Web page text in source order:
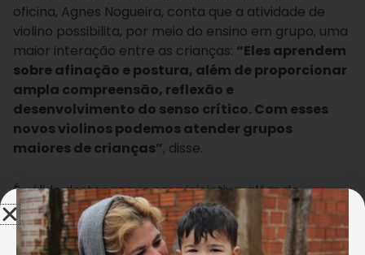
oficina, Agnes Nogueira, conta que a atividade de
violino possibilita, por meio do ensino em grupo, uma
maior interação entre as crianças: “Eles aprendem
sobre afinação e postura, além de proporcionar
ampla compreensão, reflexão e
desenvolvimento do senso crítico. Com esses
novos violinos podemos atender grupos
maiores de crianças”, disse.
É válido destacar que essa iniciativa, além de
proporcionar conhecimento teórico e prático, é
uma ferramenta importante para o
desenvolvimento cognitivo, psicológico, humano e